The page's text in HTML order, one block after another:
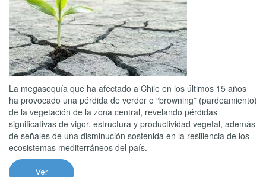
La megasequía que ha afectado a Chile en los últimos 15 años
ha provocado una pérdida de verdor o “browning” (pardeamiento)
de la vegetación de la zona central, revelando pérdidas
significativas de vigor, estructura y productividad vegetal, además
de señales de una disminución sostenida en la resiliencia de los
ecosistemas mediterráneos del país.
Ver